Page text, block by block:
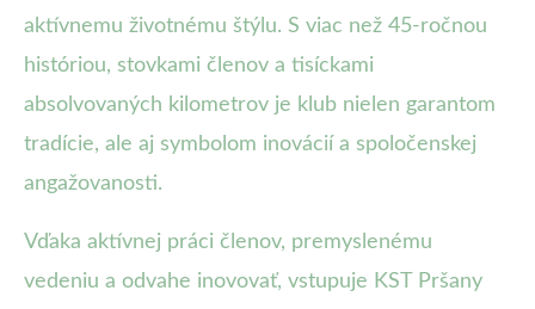
aktívnemu životnému štýlu. S viac než 45-ročnou
históriou, stovkami členov a tisíckami
absolvovaných kilometrov je klub nielen garantom
tradície, ale aj symbolom inovácií a spoločenskej
angažovanosti.
Vďaka aktívnej práci členov, premyslenému
vedeniu a odvahe inovovať, vstupuje KST Pršany